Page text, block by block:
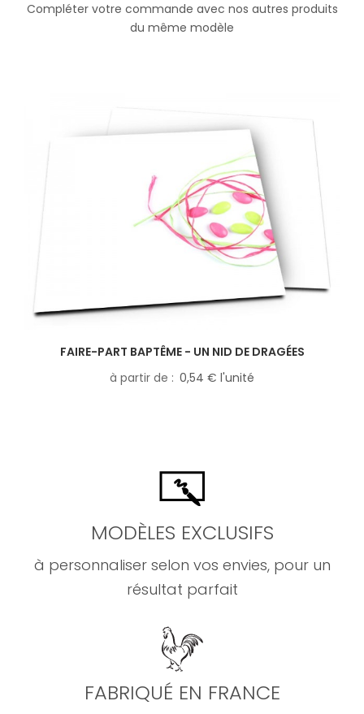
Compléter votre commande avec nos autres produits
du même modèle
FAIRE-PART BAPTÊME - UN NID DE DRAGÉES
à partir de
0,54 € l'unité
MODÈLES EXCLUSIFS
à personnaliser selon vos envies, pour un
résultat parfait
FABRIQUÉ EN FRANCE